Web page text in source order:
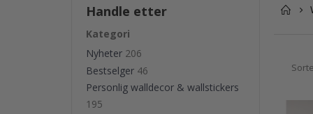
Handle etter
Kategori
Nyheter 206
Bestselger 46
Personlig walldecor & wallstickers
195